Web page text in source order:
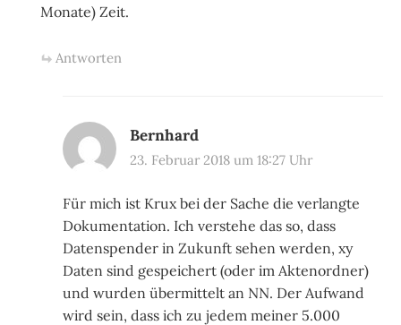
Monate) Zeit.
Antworten
Bernhard
23. Februar 2018 um 18:27 Uhr
Für mich ist Krux bei der Sache die verlangte
Dokumentation. Ich verstehe das so, dass
Datenspender in Zukunft sehen werden, xy
Daten sind gespeichert (oder im Aktenordner)
und wurden übermittelt an NN. Der Aufwand
wird sein, dass ich zu jedem meiner 5.000